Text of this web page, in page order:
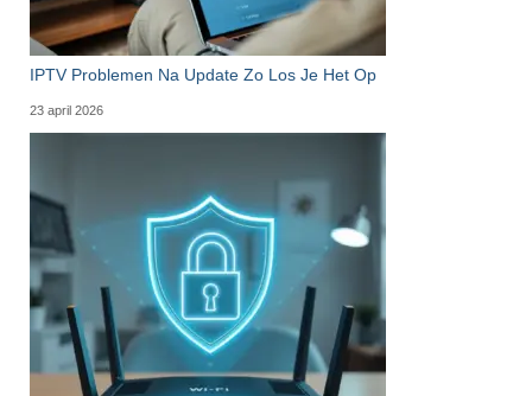
IPTV Problemen Na Update Zo Los Je Het Op
23 april 2026